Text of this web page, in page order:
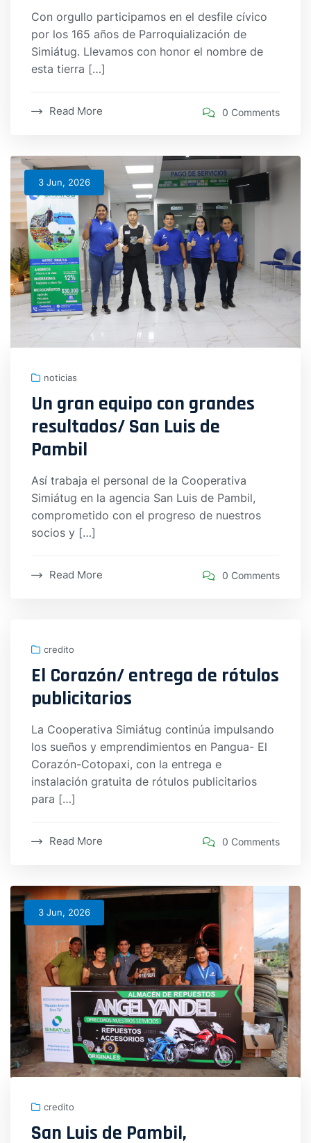
Con orgullo participamos en el desfile cívico
por los 165 años de Parroquialización de
Simiátug. Llevamos con honor el nombre de
esta tierra […]
Read More 0 Comments
3 Jun, 2026
noticias
Un gran equipo con grandes
resultados/ San Luis de
Pambil
Así trabaja el personal de la Cooperativa
Simiátug en la agencia San Luis de Pambil,
comprometido con el progreso de nuestros
socios y […]
Read More 0 Comments
credito
El Corazón/ entrega de rótulos
publicitarios
La Cooperativa Simiátug continúa impulsando
los sueños y emprendimientos en Pangua- El
Corazón-Cotopaxi, con la entrega e
instalación gratuita de rótulos publicitarios
para […]
Read More 0 Comments
3 Jun, 2026
credito
San Luis de Pambil,